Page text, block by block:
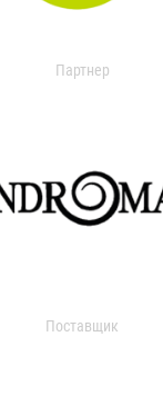
Партнер
Поставщик